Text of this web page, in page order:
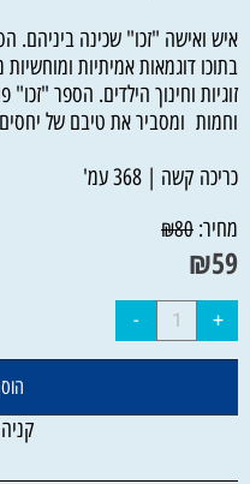
איש ואישה "זכו" שכינה ביניהם.
בתוכו דוגמאות אמיתיות
זוגיות וחינוך הילדים. הספר
וחמות ומסביר את טיבם של יחסים
כריכה קשה | 368 עמ'
מחיר:
₪80
₪59